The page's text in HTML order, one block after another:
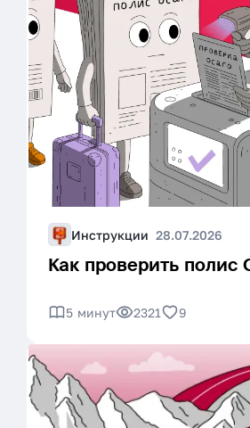
Инструкции 28.07.2026
Как проверить
5 минут 2321 9